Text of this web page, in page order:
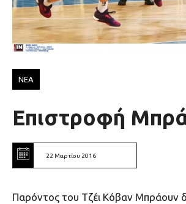
ΝΕΑ
Επιστροφή
22 Μαρτίου 2016
Παρόντος του Τζέι Κόβαν Μπράουν